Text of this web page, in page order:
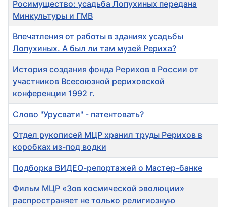
Росимущество: усадьба Лопухиных передана
Минкультуры и ГМВ
Впечатления от работы в зданиях усадьбы
Лопухиных. А был ли там музей Рериха?
История создания фонда Рерихов в России от
участников Всесоюзной рериховской
конференции 1992 г.
Слово "Урусвати" - патентовать?
Отдел рукописей МЦР хранил труды Рерихов в
коробках из-под водки
Подборка ВИДЕО-репортажей о Мастер-банке
Фильм МЦР «Зов космической эволюции»
распространяет не только религиозную